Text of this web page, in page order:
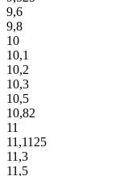
9,6
9,8
10
10,1
10,2
10,3
10,5
10,82
11
11,1125
11,3
11,5